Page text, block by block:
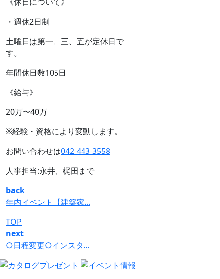
・週休2日制
土曜日は第一、三、五が定休日で
す。
年間休日数105日
《給与》
20万〜40万
※経験・資格により変動します。
お問い合わせは042-443-3558
人事担当:永井、梶田まで
back
年内イベント【建築家...
TOP
next
○日程変更○インスタ...